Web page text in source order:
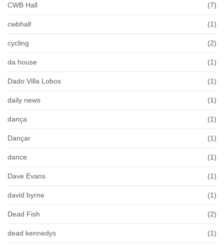
CWB Hall (7)
cwbhall (1)
cycling (2)
da house (1)
Dado Villa Lobos (1)
daily news (1)
dança (1)
Dançar (1)
dance (1)
Dave Evans (1)
david byrne (1)
Dead Fish (2)
dead kennedys (1)